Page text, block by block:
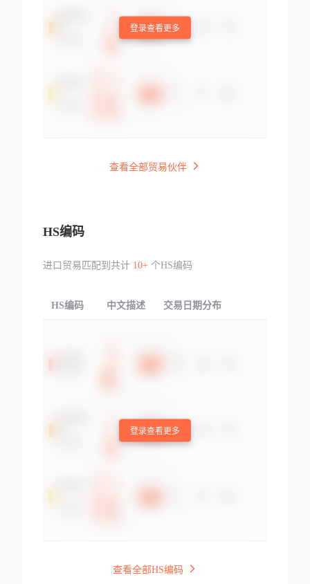
登录查看更多
查看全部贸易伙伴
HS编码
进口贸易匹配到共计 10+个HS编码
HS编码 中文描述 交易日期分布
登录查看更多
查看全部HS编码